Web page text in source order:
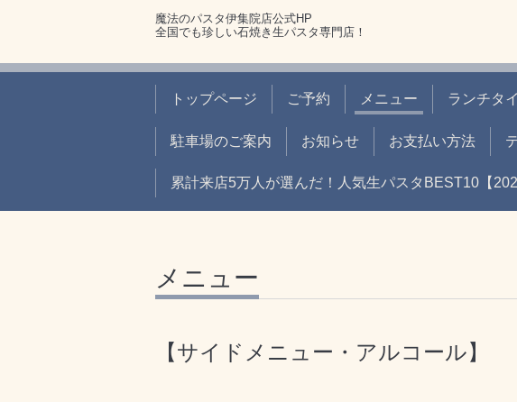
魔法のパスタ伊集院店公式HP
全国でも珍しい石焼き生パスタ専門店！
トップページ ご予約 メニュー ランチタ
駐車場のご案内 お知らせ お支払い方法
累計来店5万人が選んだ！人気生パスタBEST10【
メニュー
【サイドメニュー・アルコール】